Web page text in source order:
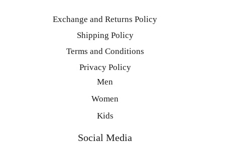
Men
Women
Kids
Exchange and Returns Policy
Shipping Policy
Terms and Conditions
Privacy Policy
Social Media